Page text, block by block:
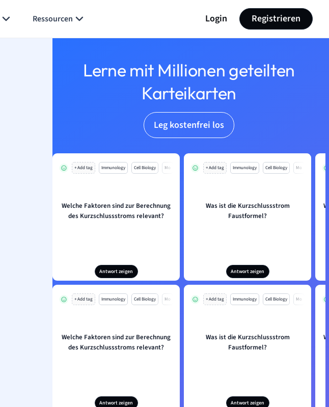
Ressourcen Login Registrieren
Lerne mit Millionen geteilten
Karteikarten
Leg kostenfrei los
+ Add tag Immunology Cell Biology Mo
Welche Faktoren sind zur Berechnung
des Kurzschlussstroms relevant?
Antwort zeigen
+ Add tag Immunology Cell Biology Mo
Was ist die Kurzschlussstrom
Faustformel?
Antwort zeigen
+ Add tag Immunology Cell Biology Mo
Welche Faktoren sind zur Berechnung
des Kurzschlussstroms relevant?
Antwort zeigen
+ Add tag Immunology Cell Biology Mo
Was ist die Kurzschlussstrom
Faustformel?
Antwort zeigen